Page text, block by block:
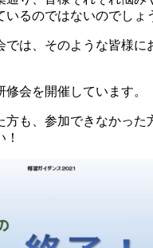
るのではないのでしょ
では、そのような皆様に
会を開催しています。
方も、参加できなかった